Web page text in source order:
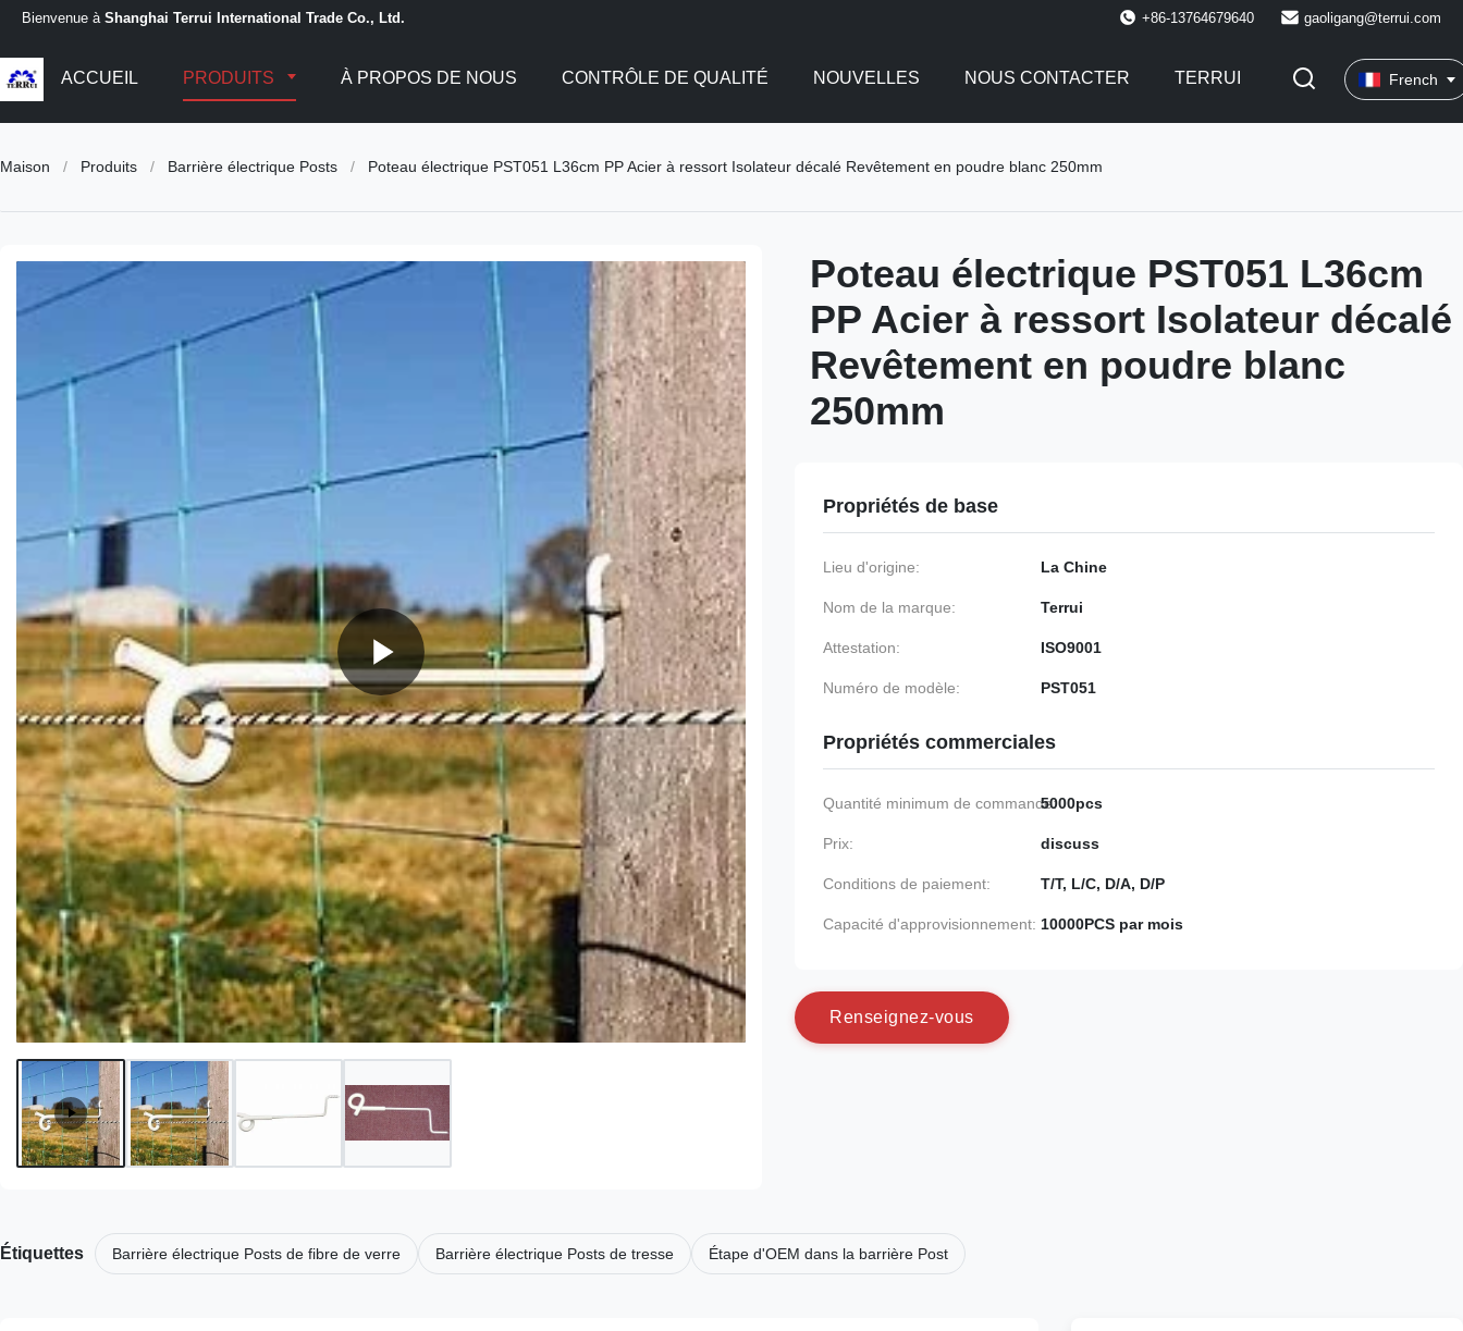
Bienvenue à Shanghai Terrui International Trade Co., Ltd. +86-13764679640 gaoligang@terrui.com
ACCUEIL PRODUITS À PROPOS DE NOUS CONTRÔLE DE QUALITÉ NOUVELLES NOUS CONTACTER TERRUI French
Maison / Produits / Barrière électrique Posts / Poteau électrique PST051 L36cm PP Acier à ressort Isolateur décalé Revêtement en poudre blanc 250mm
Poteau électrique PST051 L36cm
PP Acier à ressort Isolateur décalé
Revêtement en poudre blanc
250mm
Propriétés de base
Lieu d'origine: La Chine
Nom de la marque: Terrui
Attestation: ISO9001
Numéro de modèle: PST051
Propriétés commerciales
Quantité minimum de commande:5000pcs
Prix: discuss
Conditions de paiement: T/T, L/C, D/A, D/P
Capacité d'approvisionnement: 10000PCS par mois
Renseignez-vous
Étiquettes Barrière électrique Posts de fibre de verre Barrière électrique Posts de tresse Étape d'OEM dans la barrière Post